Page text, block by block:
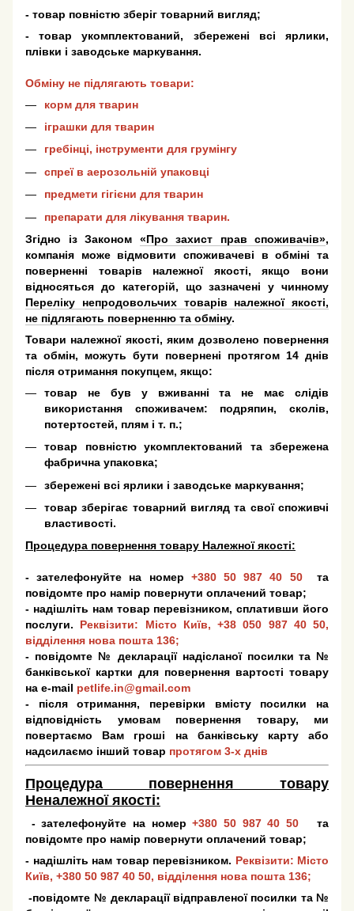
- товар повністю зберіг товарний вигляд;
- товар укомплектований, збережені всі ярлики,
плівки і заводське маркування.
Обміну не підлягають товари:
корм для тварин
іграшки для тварин
гребінці, інструменти для грумінгу
спреї в аерозольній упаковці
предмети гігієни для тварин
препарати для лікування тварин.
Згідно із Законом «Про захист прав споживачів»,
компанія може відмовити споживачеві в обміні та
поверненні товарів належної якості, якщо вони
відносяться до категорій, що зазначені у чинному
Переліку непродовольчих товарів належної якості,
не підлягають поверненню та обміну.
Товари належної якості, яким дозволено повернення
та обмін, можуть бути повернені протягом 14 днів
після отримання покупцем, якщо:
товар не був у вживанні та не має слідів
використання споживачем: подряпин, сколів,
потертостей, плям і т. п.;
товар повністю укомплектований та збережена
фабрична упаковка;
збережені всі ярлики і заводське маркування;
товар зберігає товарний вигляд та свої споживчі
властивості.
Процедура повернення товару Належної якості:
- зателефонуйте на номер +380 50 987 40 50
та
повідомте про намір повернути оплачений товар;
- надішліть нам товар перевізником, сплативши його
послуги. Реквізити: Місто Київ, +38 050 987 40 50,
відділення нова пошта 136;
- повідомте № декларації надісланої посилки та №
банківської картки для повернення вартості товару
на e-mail petlife.in@gmail.com
- після отримання, перевірки вмісту посилки на
відповідність умовам повернення товару, ми
повертаємо Вам гроші на банківську карту або
надсилаємо інший товар протягом 3-х днів
Процедура повернення товару
Неналежної якості:
- зателефонуйте на номер +380 50 987 40 50
та
повідомте про намір повернути оплачений товар;
- надішліть нам товар перевізником. Реквізити: Місто
Київ, +380 50 987 40 50, відділення нова пошта 136;
-повідомте № декларації відправленої посилки та №